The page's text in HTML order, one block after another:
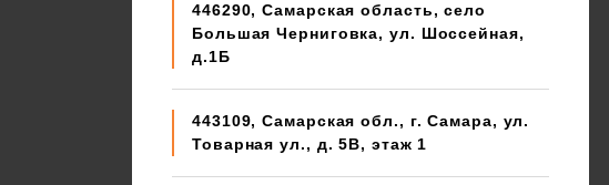
446290, Самарская область, село
Большая Черниговка, ул. Шоссейная,
д.1Б
443109, Самарская обл., г. Самара, ул.
Товарная ул., д. 5В, этаж 1